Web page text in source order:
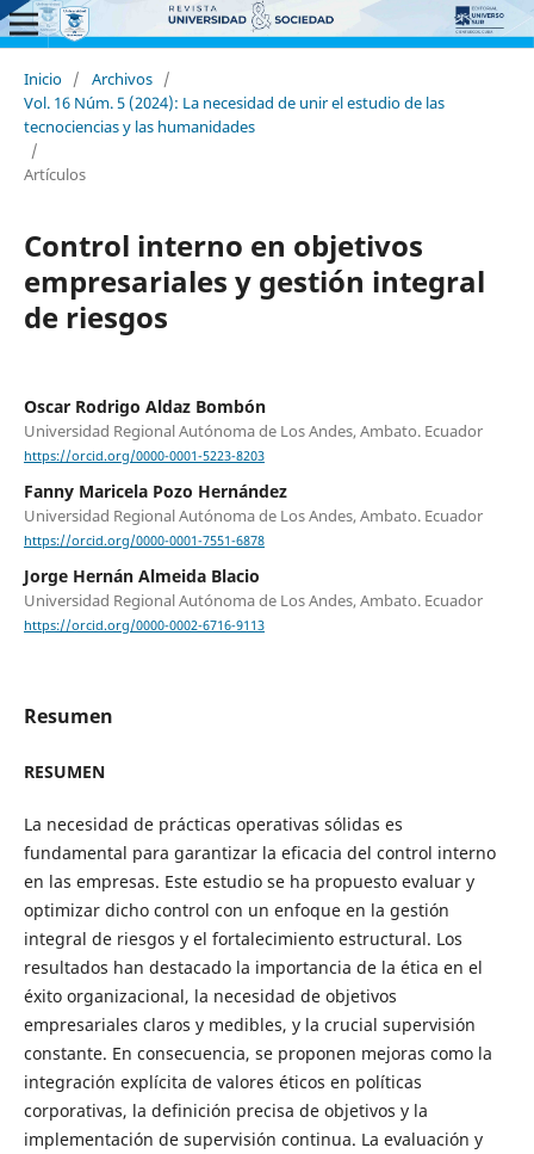
Inicio / Archivos /
Vol. 16 Núm. 5 (2024): La necesidad de unir el estudio de las
tecnociencias y las humanidades
/
Artículos
Control interno en objetivos
empresariales y gestión integral
de riesgos
Oscar Rodrigo Aldaz Bombón
Universidad Regional Autónoma de Los Andes, Ambato. Ecuador
https://orcid.org/0000-0001-5223-8203
Fanny Maricela Pozo Hernández
Universidad Regional Autónoma de Los Andes, Ambato. Ecuador
https://orcid.org/0000-0001-7551-6878
Jorge Hernán Almeida Blacio
Universidad Regional Autónoma de Los Andes, Ambato. Ecuador
https://orcid.org/0000-0002-6716-9113
Resumen
RESUMEN
La necesidad de prácticas operativas sólidas es
fundamental para garantizar la eficacia del control interno
en las empresas. Este estudio se ha propuesto evaluar y
optimizar dicho control con un enfoque en la gestión
integral de riesgos y el fortalecimiento estructural. Los
resultados han destacado la importancia de la ética en el
éxito organizacional, la necesidad de objetivos
empresariales claros y medibles, y la crucial supervisión
constante. En consecuencia, se proponen mejoras como la
integración explícita de valores éticos en políticas
corporativas, la definición precisa de objetivos y la
implementación de supervisión continua. La evaluación y